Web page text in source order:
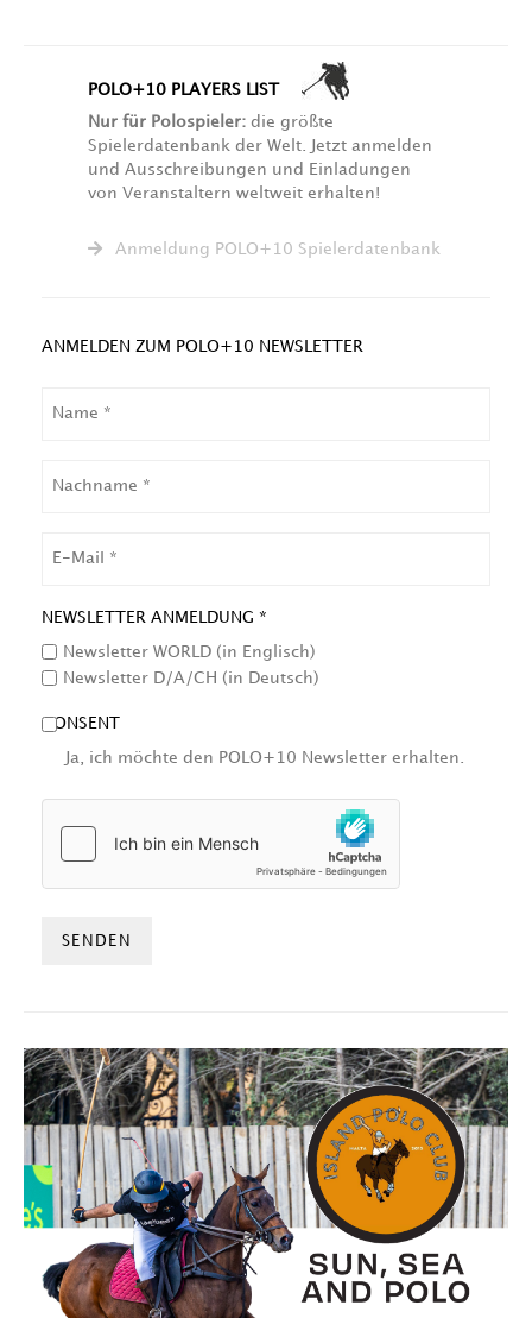
POLO+10 PLAYERS LIST
Nur für Polospieler: die größte
Spielerdatenbank der Welt. Jetzt anmelden
und Ausschreibungen und Einladungen
von Veranstaltern weltweit erhalten!
Anmeldung POLO+10 Spielerdatenbank
ANMELDEN ZUM POLO+10 NEWSLETTER
NEWSLETTER ANMELDUNG *
Newsletter WORLD (in Englisch)
Newsletter D/A/CH (in Deutsch)
CONSENT
Ja, ich möchte den POLO+10 Newsletter erhalten.